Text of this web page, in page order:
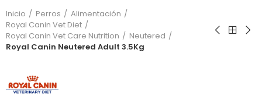
Inicio Perros
Alimentación
Royal Canin Vet Diet
Royal Canin Vet Care Nutrition
Neutered
Royal Canin Neutered Adult 3.5Kg